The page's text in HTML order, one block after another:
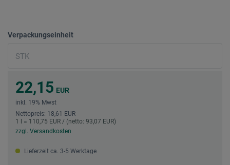
Verpackungseinheit
22,15 EUR
inkl. 19% Mwst
Nettopreis: 18,61 EUR
1 l = 110,75 EUR / (netto: 93,07 EUR)
zzgl. Versandkosten
Lieferzeit ca. 3-5 Werktage